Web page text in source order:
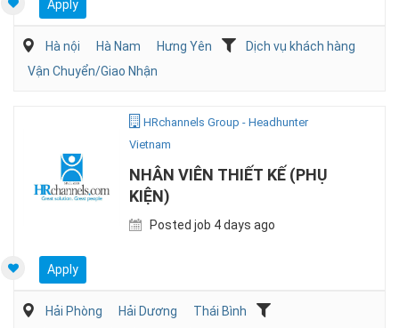
Apply
Hà nội Hà Nam Hưng Yên
Dịch vụ khách hàng
Vận Chuyển/Giao Nhận
HRchannels Group - Headhunter
Vietnam
NHÂN VIÊN THIẾT KẾ (PHỤ
KIỆN)
Posted job 4 days ago
Apply
Hải Phòng Hải Dương
Thái Bình